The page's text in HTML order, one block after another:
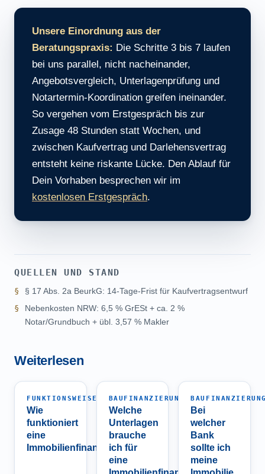
Unsere Einordnung aus der
Beratungspraxis: Die Schritte 3 bis 7 laufen
bei uns parallel, nicht nacheinander,
Angebotsvergleich, Unterlagenprüfung und
Notartermin-Koordination greifen ineinander.
So vergehen vom Erstgespräch bis zur
Zusage 48 Stunden statt Wochen, und
zwischen Kaufvertrag und Darlehensvertrag
entsteht keine riskante Lücke. Den Ablauf für
Dein Vorhaben besprechen wir im
kostenlosen Erstgespräch.
QUELLEN UND STAND
§ 17 Abs. 2a BeurkG: 14-Tage-Frist für Kaufvertragsentwurf
Nebenkosten NRW: 6,5 % GrESt + ca. 2 %
Notar/Grundbuch + übl. 3,57 % Makler
Weiterlesen
FUNKTIONSWEISE
Wie
funktioniert
eine
Immobilienfinanzierung?
BAUFINANZIERUNG
Welche
Unterlagen
brauche
ich für
eine
Bei
welcher
Bank
sollte ich
meine